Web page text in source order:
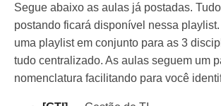
Segue abaixo as aulas já postadas.
postando ficará disponível nessa
uma playlist em conjunto para as 3
tudo centralizado. As aulas seguem um
nomenclatura facilitando para você